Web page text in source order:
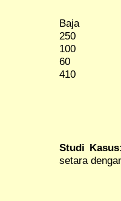
Baja
250
100
60
410
Studi Kasus:
setara